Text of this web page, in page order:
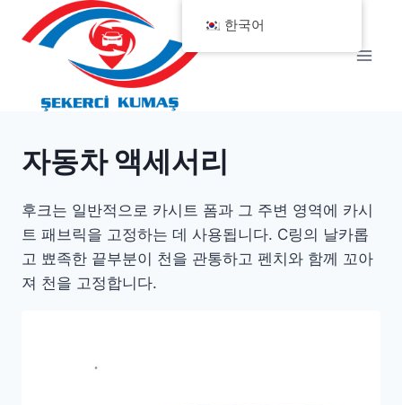
자동차 액세서리
후크는 일반적으로 카시트 폼과 그 주변 영역에 카시
트 패브릭을 고정하는 데 사용됩니다. C링의 날카롭
고 뾰족한 끝부분이 천을 관통하고 펜치와 함께 꼬아
져 천을 고정합니다.
한국어